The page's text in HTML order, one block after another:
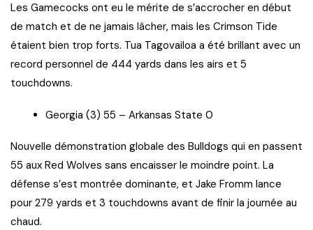
Les Gamecocks ont eu le mérite de s’accrocher en début
de match et de ne jamais lâcher, mais les Crimson Tide
étaient bien trop forts. Tua Tagovailoa a été brillant avec un
record personnel de 444 yards dans les airs et 5
touchdowns.
Georgia (3) 55 – Arkansas State 0
Nouvelle démonstration globale des Bulldogs qui en passent
55 aux Red Wolves sans encaisser le moindre point. La
défense s’est montrée dominante, et Jake Fromm lance
pour 279 yards et 3 touchdowns avant de finir la journée au
chaud.